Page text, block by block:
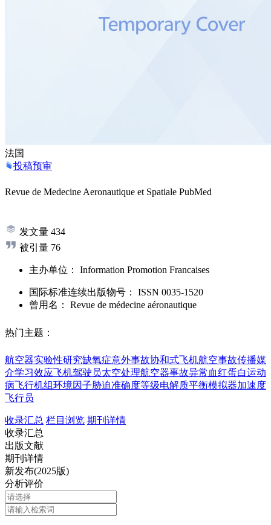
法国
投稿预审
Revue de Medecine Aeronautique et Spatiale PubMed
发文量 434
被引量 76
主办单位： Information Promotion Francaises
国际标准连续出版物号 ： ISSN 0035-1520
曾用名：
Revue de médecine aéronautique
热门主题：
航空器实验性研究缺氧症意外事故协和式飞机航空事故传播媒
介学习效应飞机驾驶员太空处理航空器事故异常血红蛋白运动
病飞行机组环境因子胁迫准确度等级电解质平衡模拟器加速度
飞行员
收录汇总 栏目浏览 期刊详情
收录汇总
出版文献
期刊详情
新发布(2025版)
分析评价